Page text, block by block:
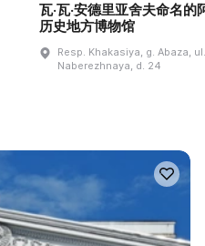
瓦·瓦·安德里亚舍夫命名的
历史地方博物馆
Resp. Khakasiya, g. Abaza, ul.
Naberezhnaya, d. 24